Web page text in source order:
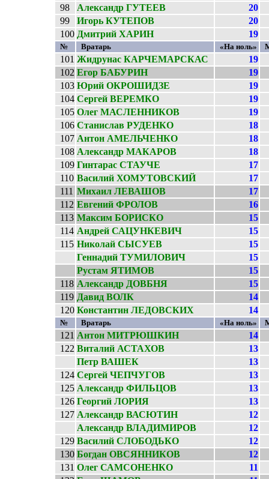
98
Александр ГУТЕЕВ
20
99
Игорь КУТЕПОВ
20
100 Дмитрий ХАРИН 19
№ Вратарь «На ноль»
101 Жидрунас КАРЧЕМАРСКАС
19
102 Егор БАБУРИН
19
103 Юрий ОКРОШИДЗЕ
19
104 Сергей ВЕРЕМКО
19
105 Олег МАСЛЕННИКОВ
19
106 Станислав РУДЕНКО
18
107 Антон АМЕЛЬЧЕНКО
18
108 Александр МАКАРОВ
18
109 Гинтарас СТАУЧЕ
17
110 Василий ХОМУТОВСКИЙ
17
111 Михаил ЛЕВАШОВ
17
112 Евгений ФРОЛОВ
16
113 Максим БОРИСКО
15
114 Андрей САЦУНКЕВИЧ
15
115 Николай СЫСУЕВ
15
Геннадий ТУМИЛОВИЧ
15
Рустам ЯТИМОВ
15
118 Александр ДОВБНЯ
15
119 Давид ВОЛК
14
120 Константин ЛЕДОВСКИХ 14
№ Вратарь «На ноль»
121 Антон МИТРЮШКИН
14
122 Виталий АСТАХОВ
13
Петр ВАШЕК
13
124 Сергей ЧЕПЧУГОВ
13
125 Александр ФИЛЬЦОВ
13
126 Георгий ЛОРИЯ
13
127 Александр ВАСЮТИН
12
Александр ВЛАДИМИРОВ
12
129 Василий СЛОБОДЬКО
12
130 Богдан ОВСЯННИКОВ
12
131 Олег САМСОНЕНКО
11